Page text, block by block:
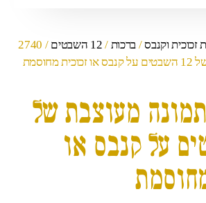
זכוכית וקנבס/ ברכות / 12 השבטים
/ 2740
– תמונה מעוצבת של
על קנבס או